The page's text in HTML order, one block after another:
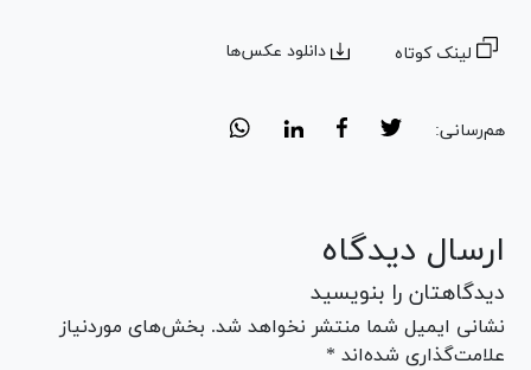
لینک کوتاه دانلود عکس‌ها
هم‌رسانی:
ارسال دیدگاه
دیدگاهتان را بنویسید
نشانی ایمیل شما منتشر نخواهد شد. بخش‌های موردنیاز
علامت‌گذاری شده‌اند *